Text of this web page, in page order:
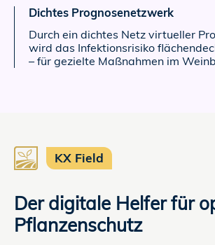
Dichtes Prognosenetzwerk
Durch ein dichtes Netz virtueller
wird das Infektionsrisiko
– für gezielte Maßnahmen im
KX Field
Der digitale Helfer für
Pflanzenschutz